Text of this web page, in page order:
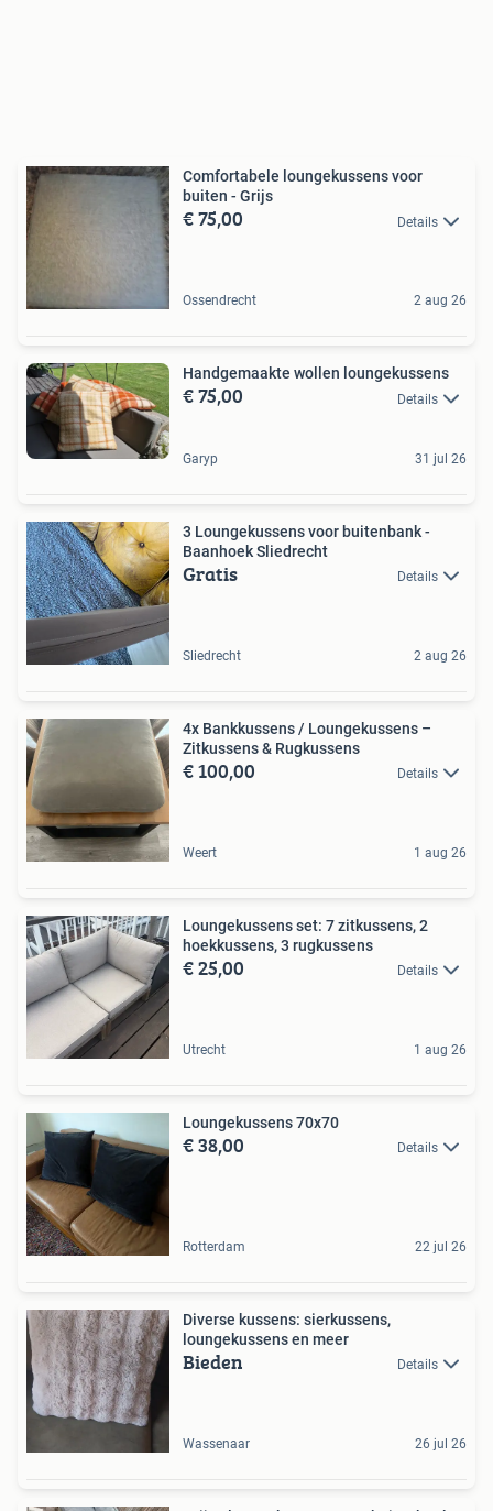
Comfortabele loungekussens voor
buiten - Grijs
€ 75,00 Details
Ossendrecht 2 aug 26
Handgemaakte wollen loungekussens
€ 75,00 Details
Garyp 31 jul 26
3 Loungekussens voor buitenbank -
Baanhoek Sliedrecht
Gratis Details
Sliedrecht 2 aug 26
4x Bankkussens / Loungekussens –
Zitkussens & Rugkussens
€ 100,00 Details
Weert 1 aug 26
Loungekussens set: 7 zitkussens, 2
hoekkussens, 3 rugkussens
€ 25,00 Details
Utrecht 1 aug 26
Loungekussens 70x70
€ 38,00 Details
Rotterdam 22 jul 26
Diverse kussens: sierkussens,
loungekussens en meer
Bieden Details
Wassenaar 26 jul 26